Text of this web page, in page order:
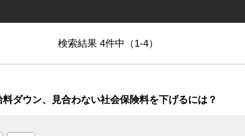
検索結果 4件中（1-4）
ダウン、見合わない社会保険料を下げるには？